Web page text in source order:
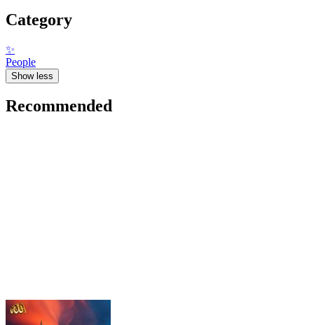
Category
✨
People
Show less
Recommended